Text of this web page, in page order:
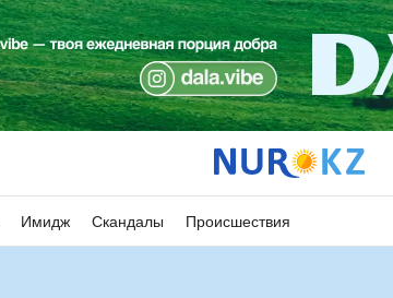
Имидж Скандалы Происшествия